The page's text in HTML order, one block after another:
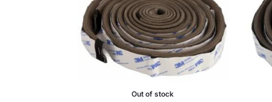
Out of stock